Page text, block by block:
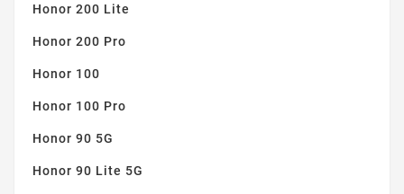
Honor 200 Lite
Honor 200 Pro
Honor 100
Honor 100 Pro
Honor 90 5G
Honor 90 Lite 5G